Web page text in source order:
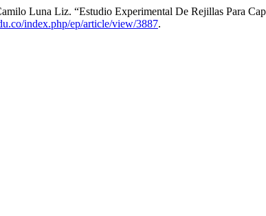
Luna Liz. “Estudio Experimental De Rejillas Para
index.php/ep/article/view/3887.